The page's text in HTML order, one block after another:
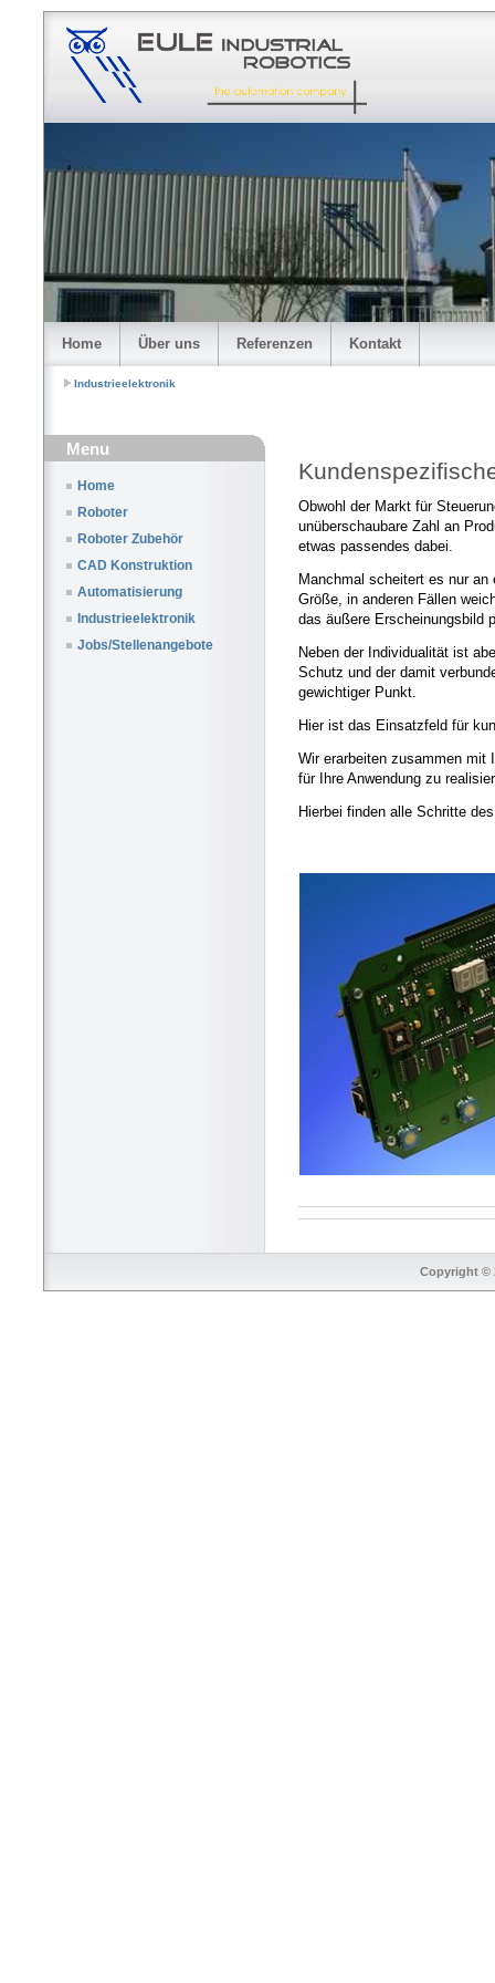
Home Über uns Referenzen Kontakt
Industrieelektronik
Menu
Home
Roboter
Roboter Zubehör
CAD Konstruktion
Automatisierung
Industrieelektronik
Jobs/Stellenangebote
Obwohl der Markt für
unüberschaubare Zahl an
etwas passendes dabei.
Manchmal scheitert es nur
Größe, in anderen Fällen
das äußere Erscheinungsbild
Neben der Individualität ist
Schutz und der damit
gewichtiger Punkt.
Hier ist das Einsatzfeld für
Wir erarbeiten zusammen mit
für Ihre Anwendung zu
Hierbei finden alle Schritte
Copyright ©